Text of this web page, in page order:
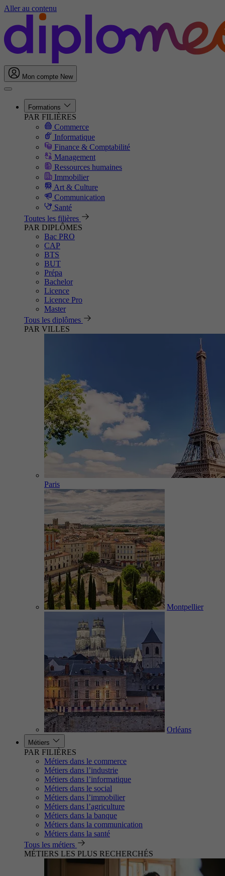
Aller au contenu
Mon compte New
Formations
PAR FILIÈRES
Commerce
Informatique
Finance & Comptabilité
Management
Ressources humaines
Immobilier
Art & Culture
Communication
Santé
Toutes les filières
PAR DIPLÔMES
Bac PRO
CAP
BTS
BUT
Prépa
Bachelor
Licence
Licence Pro
Master
Tous les diplômes
PAR VILLES
Paris
Montpellier
Orléans
Métiers
PAR FILIÈRES
Métiers dans le commerce
Métiers dans l’industrie
Métiers dans l’informatique
Métiers dans le social
Métiers dans l’immobilier
Métiers dans l’agriculture
Métiers dans la banque
Métiers dans la communication
Métiers dans la santé
Tous les métiers
MÉTIERS LES PLUS RECHERCHÉS